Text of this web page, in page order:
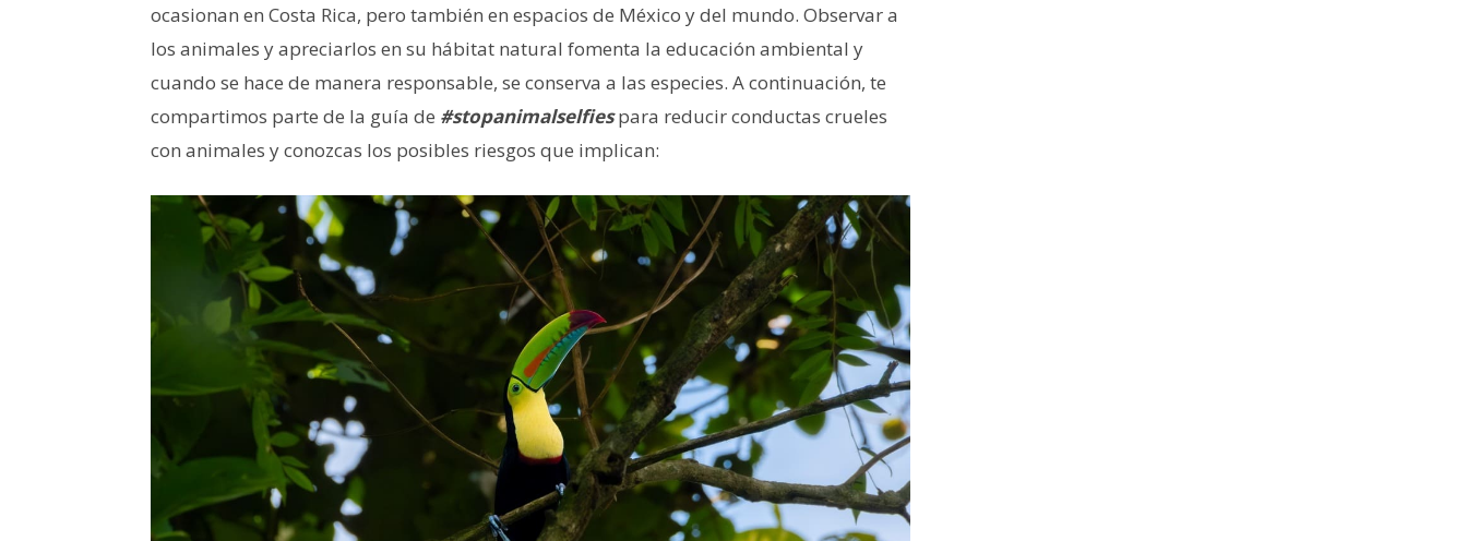
ocasionan en Costa Rica, pero también en espacios de México y del mundo. Observar a
los animales y apreciarlos en su hábitat natural fomenta la educación ambiental y
cuando se hace de manera responsable, se conserva a las especies. A continuación, te
compartimos parte de la guía de #stopanimalselfiespara reducir conductas crueles
con animales y conozcas los posibles riesgos que implican: